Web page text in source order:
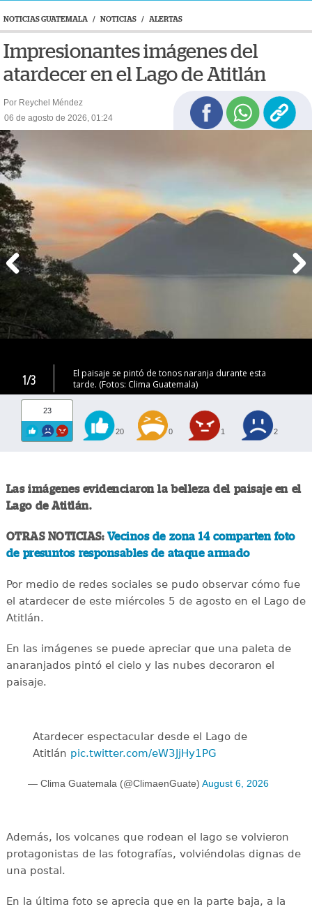
NOTICIAS GUATEMALA / NOTICIAS / ALERTAS
Impresionantes imágenes del
atardecer en el Lago de Atitlán
Por Reychel Méndez
06 de agosto de 2026, 01:24
1/3
El paisaje se pintó de tonos naranja durante esta
tarde. (Fotos: Clima Guatemala)
23
20 0 1 2
Las imágenes evidenciaron la belleza del paisaje en el
Lago de Atitlán.
OTRAS NOTICIAS: Vecinos de zona 14 comparten foto
de presuntos responsables de ataque armado
Por medio de redes sociales se pudo observar cómo fue
el atardecer de este miércoles 5 de agosto en el Lago de
Atitlán.
En las imágenes se puede apreciar que una paleta de
anaranjados pintó el cielo y las nubes decoraron el
paisaje.
Atardecer espectacular desde el Lago de
Atitlán pic.twitter.com/eW3JjHy1PG
— Clima Guatemala (@ClimaenGuate) August 6, 2026
Además, los volcanes que rodean el lago se volvieron
protagonistas de las fotografías, volviéndolas dignas de
una postal.
En la última foto se aprecia que en la parte baja, a la